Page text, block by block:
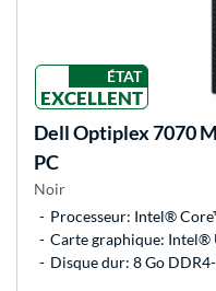
ÉTAT
EXCELLENT
DellOptiplex 7070
PC
Noir
Processeur: Intel®
Carte graphique: Intel®
Disque dur: 8 Go